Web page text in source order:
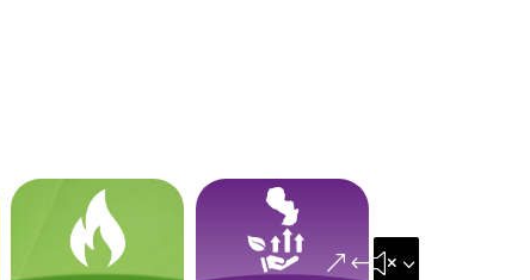
&#x35;